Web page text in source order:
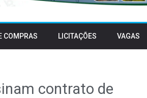
COMPRAS LICITAÇÕES VAGAS
contrato de